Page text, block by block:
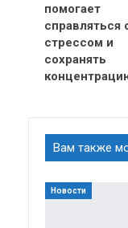
помогает
справляться
стрессом и
сохранять
Вам также
Новости